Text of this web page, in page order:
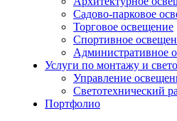
Садово-парковое
Торговое освещение
Спортивное
Административное
Услуги по монтажу и
Управление
Светотехнический
Портфолио